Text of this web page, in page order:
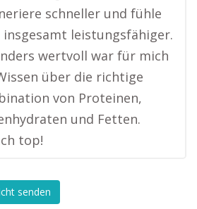
schneller und fühle
insgesamt leistungsfähiger.
wertvoll war für mich
über die richtige
von Proteinen,
und Fetten.
top!
senden